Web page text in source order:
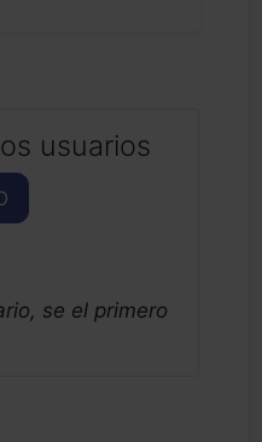
usuarios
se el primero